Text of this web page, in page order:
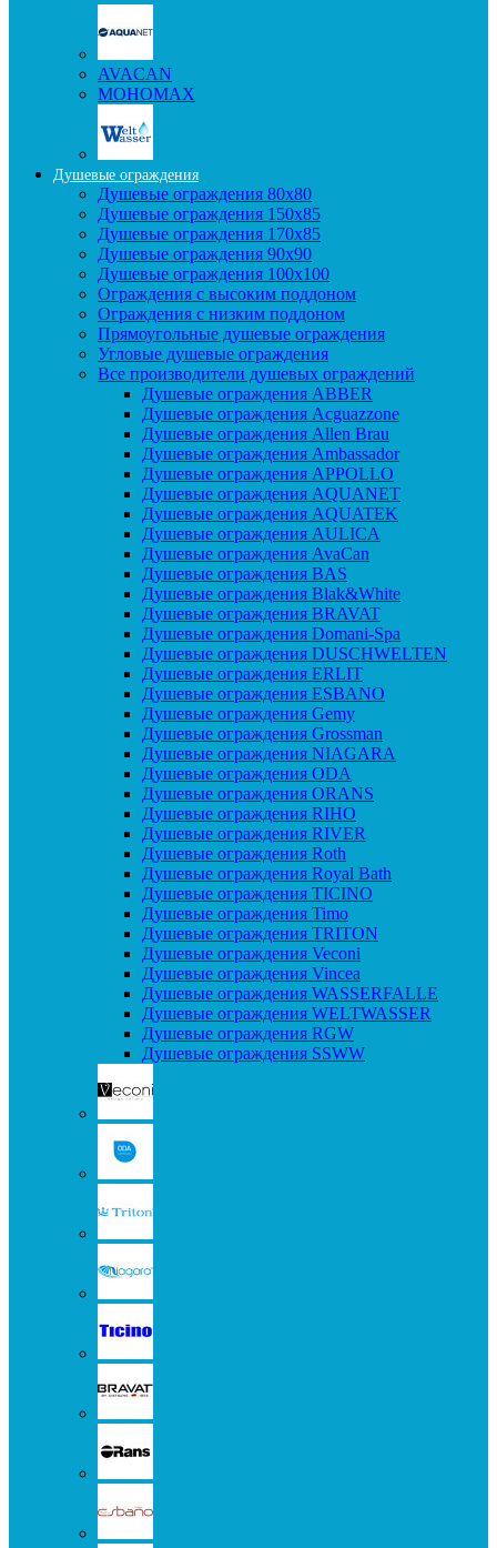
AVACAN
МОНОМАХ
Душевые ограждения
Душевые ограждения 80x80
Душевые ограждения 150x85
Душевые ограждения 170x85
Душевые ограждения 90x90
Душевые ограждения 100x100
Ограждения с высоким поддоном
Ограждения с низким поддоном
Прямоугольные душевые ограждения
Угловые душевые ограждения
Все производители душевых ограждений
Душевые ограждения ABBER
Душевые ограждения Acguazzone
Душевые ограждения Allen Brau
Душевые ограждения Ambassador
Душевые ограждения APPOLLO
Душевые ограждения AQUANET
Душевые ограждения AQUATEK
Душевые ограждения AULICA
Душевые ограждения AvaCan
Душевые ограждения BAS
Душевые ограждения Blak&White
Душевые ограждения BRAVAT
Душевые ограждения Domani-Spa
Душевые ограждения DUSCHWELTEN
Душевые ограждения ERLIT
Душевые ограждения ESBANO
Душевые ограждения Gemy
Душевые ограждения Grossman
Душевые ограждения NIAGARA
Душевые ограждения ODA
Душевые ограждения ORANS
Душевые ограждения RIHO
Душевые ограждения RIVER
Душевые ограждения Roth
Душевые ограждения Royal Bath
Душевые ограждения TICINO
Душевые ограждения Timo
Душевые ограждения TRITON
Душевые ограждения Veconi
Душевые ограждения Vincea
Душевые ограждения WASSERFALLE
Душевые ограждения WELTWASSER
Душевые ограждения RGW
Душевые ограждения SSWW